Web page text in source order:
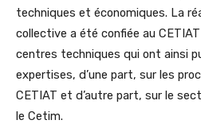
techniques et économiques. La
collective a été confiée au
centres techniques qui ont ainsi
expertises, d’une part, sur les
CETIAT et d’autre part, sur le
le Cetim.